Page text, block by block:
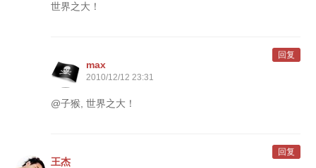
世界之大！
max
2010/12/12 23:31
@子猴, 世界之大！
回复
王杰
回复